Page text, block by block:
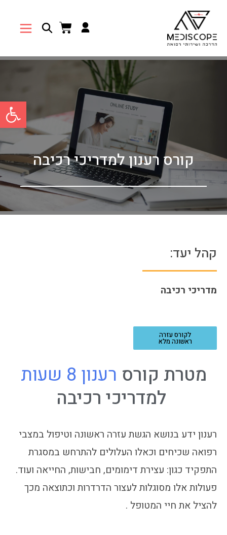
קורס רענון למדריכי רכיבה
קהל יעד:
מדריכי רכיבה
לקורס עזרה
ראשונה מלא
מטרת קורס רענון 8 שעות
למדריכי רכיבה
רענון ידע בנושא הגשת עזרה ראשונה וטיפול במצבי
רפואה שכיחים וכאלו העלולים להתרחש במסגרת
התפקיד כגון: עצירת דימומים, חבישות, החייאה ועוד.
פעולות אלו מסוגלות לעצור הדרדרות וכתוצאה מכך
להציל את חיי המטופל .
פתח